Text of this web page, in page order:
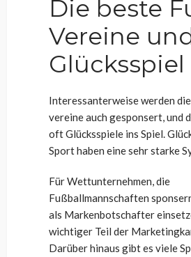
Die beste
Vereine
Glücksspiel
Interessanterweise werden
vereine auch gesponsert, und
oft Glücksspiele ins Spiel.
Sport haben eine sehr starke
Für Wettunternehmen, die
Fußballmannschaften
als Markenbotschafter
wichtiger Teil der
Darüber hinaus gibt es viele